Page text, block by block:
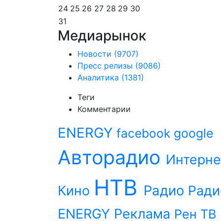
24 25 26 27 28 29 30
31
Медиарынок
Новости (9707)
Пресс релизы (9086)
Аналитика (1381)
Теги
Комментарии
ENERGY facebook google
Авторадио
Кино НТВ Радио
ENERGY Реклама Рен ТВ